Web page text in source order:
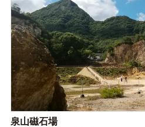
泉山磁石場